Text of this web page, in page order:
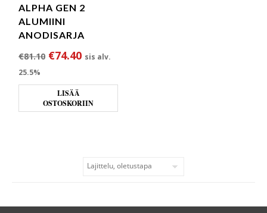
ALPHA GEN 2
ALUMIINI
ANODISARJA
€81.10 Alkuperäinen hinta oli: €81.10.
€74.40Nykyinen hinta on: €74.40.
sis alv.
25.5%
LISÄÄ
OSTOSKORIIN